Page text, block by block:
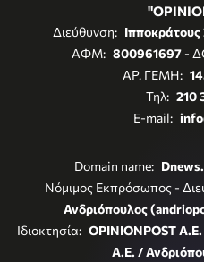
Διεύθυνση:
ΑΦΜ: 800961697-
ΑΡ. ΓΕΜΗ:
Τηλ: 210
E-mail:
Domain name:
Νόμιμος Εκπρόσωπος -
Ανδριόπουλος
Ιδιοκτησία: OPINIONPOST A.E.
Α.Ε. /